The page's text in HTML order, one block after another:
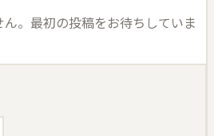
。最初の投稿をお待ちしていま